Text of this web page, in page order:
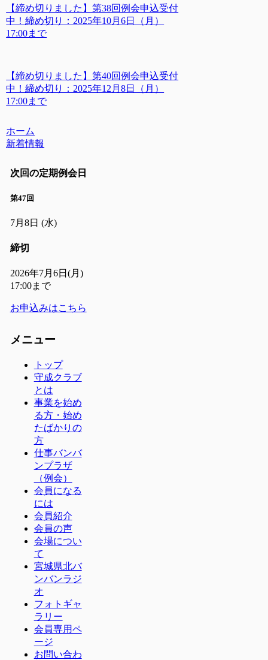
【締め切りました】第38回例会申込受付
中！締め切り：2025年10月6日（月）
17:00まで
【締め切りました】第40回例会申込受付
中！締め切り：2025年12月8日（月）
17:00まで
ホーム
新着情報
次回の定期例会日
第47回
7月8日 (水)
締切
2026年7月6日(月)
17:00まで
お申込みはこちら
メニュー
トップ
守成クラブ
とは
事業を始め
る方・始め
たばかりの
方
仕事バンバ
ンプラザ
（例会）
会員になる
には
会員紹介
会員の声
会場につい
て
宮城県北バ
ンバンラジ
オ
フォトギャ
ラリー
会員専用ペ
ージ
お問い合わ